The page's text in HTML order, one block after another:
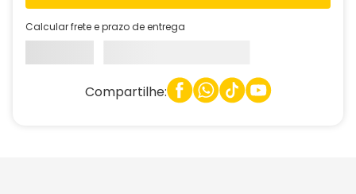
Calcular frete e prazo de entrega
Compartilhe: